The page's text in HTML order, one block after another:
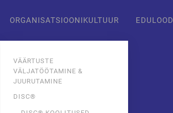
ORGANISATSIOONIKULTUUR
VÄÄRTUSTE
VÄLJATÖÖTAMINE &
JUURUTAMINE
DISC®
EDULOOD